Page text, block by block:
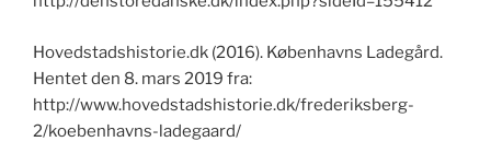
Hovedstadshistorie.dk (2016). Københavns Ladegård.
Hentet den 8. mars 2019 fra:
http://www.hovedstadshistorie.dk/frederiksberg-
2/koebenhavns-ladegaard/